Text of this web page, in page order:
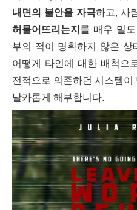
내면의 불안을 자극하고, 사
허물어뜨리는지 를 매우 밀
부의 적이 명확하지 않은 상
어떻게 타인에 대한 배척으
전적으로 의존하던 시스템
날카롭게 해부합니다.